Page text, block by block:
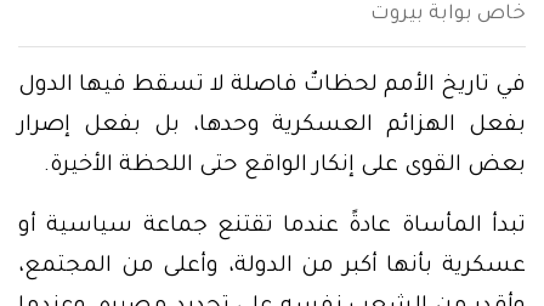
خاص بوابة بيروت
في تاريخ الأمم لحظاتٌ فاصلة لا تسقط فيها الدول
بفعل الهزائم العسكرية وحدها، بل بفعل إصرار
بعض القوى على إنكار الواقع حتى اللحظة الأخيرة.
تبدأ المأساة عادةً عندما تقتنع جماعة سياسية أو
عسكرية بأنها أكبر من الدولة، وأعلى من المجتمع،